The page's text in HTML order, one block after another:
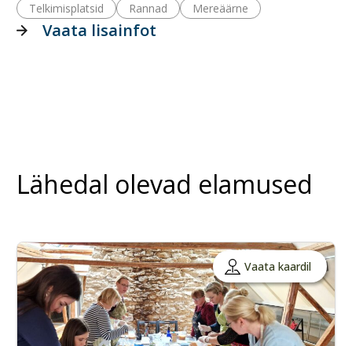
Telkimisplatsid Rannad Mereäärne
Vaata lisainfot
Lähedal olevad elamused
Vaata kaardil